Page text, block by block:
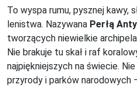
To wyspa rumu, pysznej kawy,
lenistwa. Nazywana Perłą
tworzących niewielkie
Nie brakuje tu skał i raf
najpiękniejszych na świecie.
przyrody i parków narodowych